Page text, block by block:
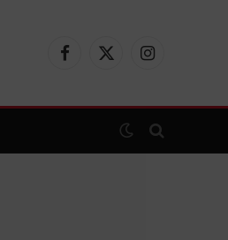
Facebook
X
Instagram